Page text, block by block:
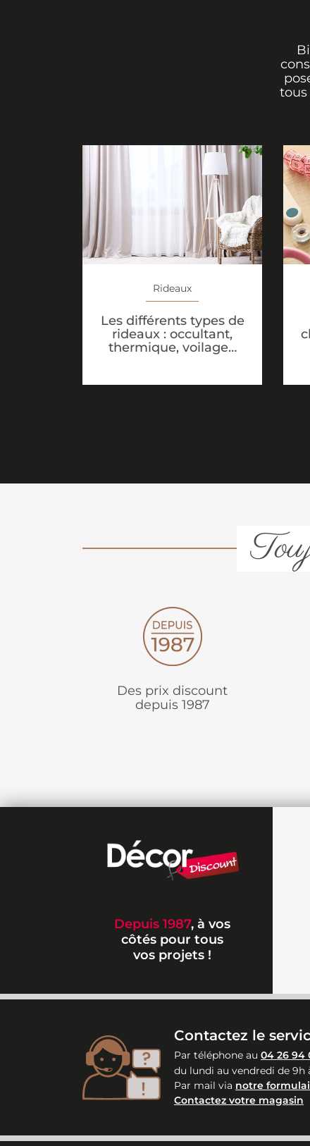
tous
Rideaux
Les différents types de
rideaux : occultant,
thermique, voilage…
Des prix discount
depuis 1987
Depuis 1987, à vos
côtés pour tous
vos projets !
Contactez le
Par téléphone au 04 26 94
du lundi au vendredi de 9h
Par mail via notre
Contactez votre magasin